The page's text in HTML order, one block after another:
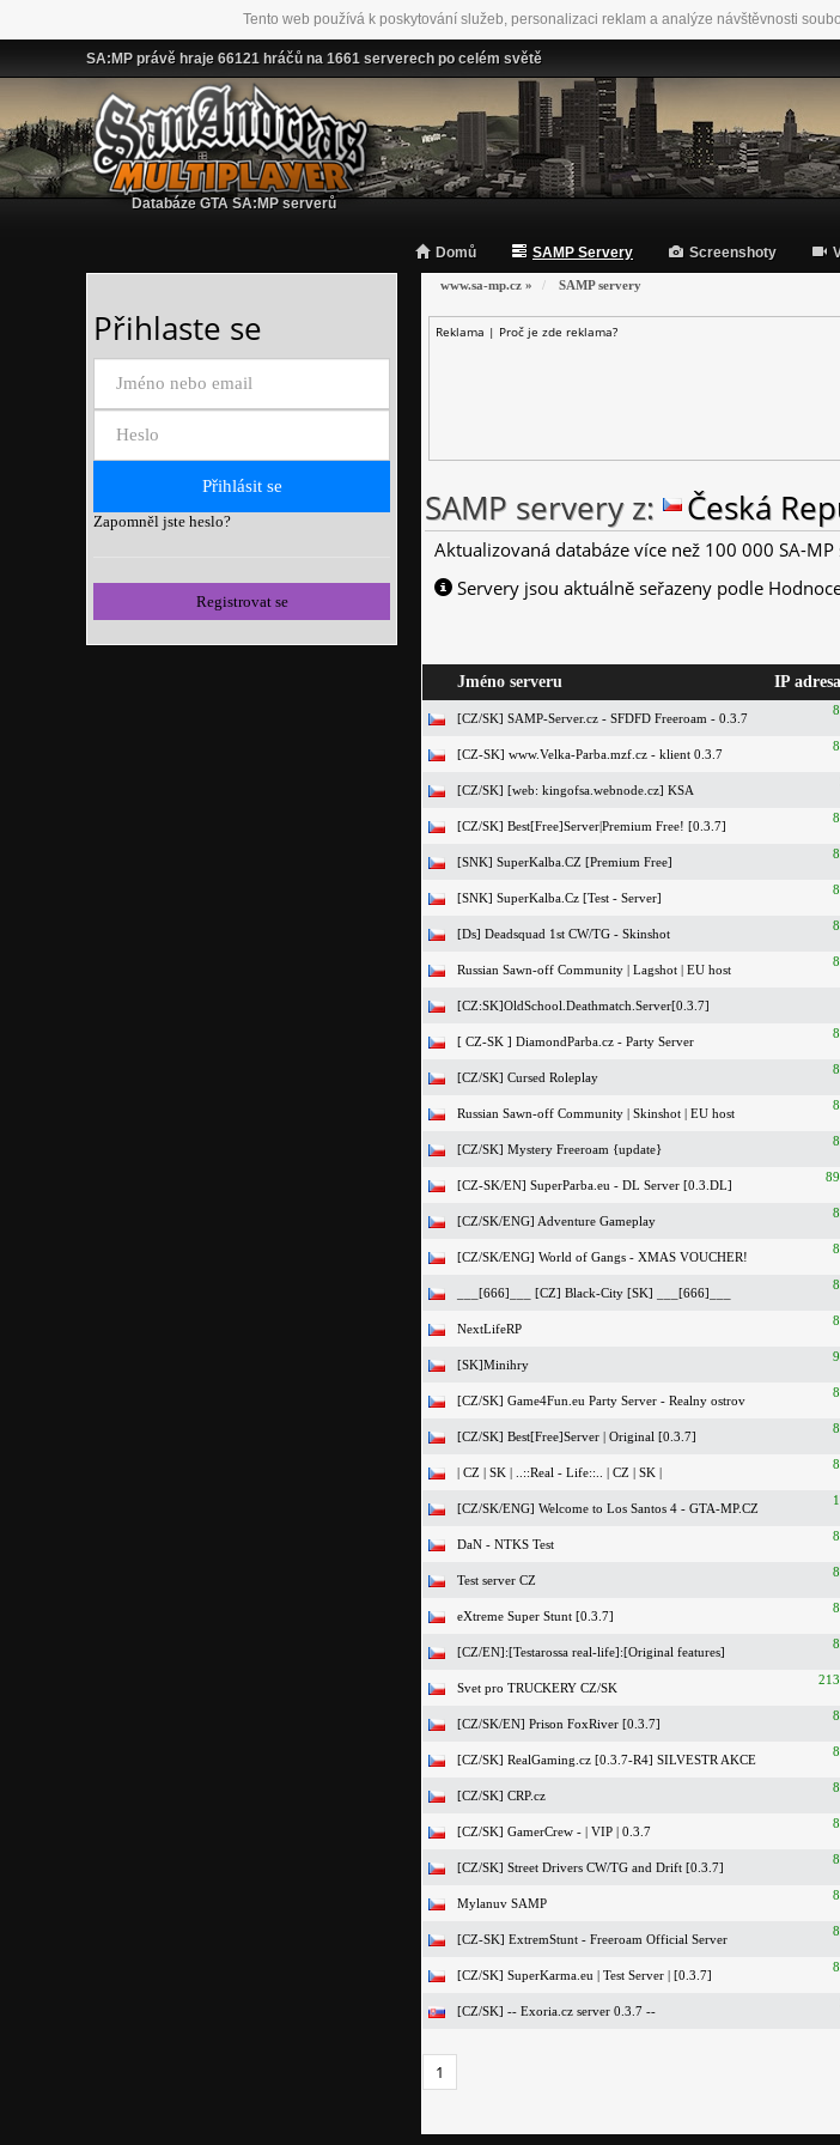
Tento web používá k poskytování služeb, personalizaci reklam a analýze návštěvnosti
SA:MP právě hraje 66121 hráčů na 1661 serverech po celém světě
Databáze GTA SA:MP serverů
Domů SAMP Servery Screenshoty
www.sa-mp.cz » SAMP servery
Reklama | Proč je zde reklama?
SAMP servery z: Česká
Aktualizovaná databáze více než 100 000 SA-
Servery jsou aktuálně seřazeny podle
Jméno serveru IP adresa
[CZ/SK] SAMP-Server.cz - SFDFD Freeroam - 0.3.7
[CZ-SK] www.Velka-Parba.mzf.cz - klient 0.3.7
[CZ/SK] [web: kingofsa.webnode.cz] KSA
[CZ/SK] Best[Free]Server|Premium Free! [0.3.7]
[SNK] SuperKalba.CZ [Premium Free]
[SNK] SuperKalba.Cz [Test - Server]
[Ds] Deadsquad 1st CW/TG - Skinshot
Russian Sawn-off Community | Lagshot | EU host
[CZ:SK]OldSchool.Deathmatch.Server[0.3.7]
[ CZ-SK ] DiamondParba.cz - Party Server
[CZ/SK] Cursed Roleplay
Russian Sawn-off Community | Skinshot | EU host
[CZ/SK] Mystery Freeroam {update}
[CZ-SK/EN] SuperParba.eu - DL Server [0.3.DL]
[CZ/SK/ENG] Adventure Gameplay
[CZ/SK/ENG] World of Gangs - XMAS VOUCHER!
___[666]___ [CZ] Black-City [SK] ___[666]___
NextLifeRP
[SK]Minihry
[CZ/SK] Game4Fun.eu Party Server - Realny ostrov
[CZ/SK] Best[Free]Server | Original [0.3.7]
| CZ | SK | ..::Real - Life::.. | CZ | SK |
[CZ/SK/ENG] Welcome to Los Santos 4 - GTA-MP.CZ
DaN - NTKS Test
Test server CZ
eXtreme Super Stunt [0.3.7]
[CZ/EN]:[Testarossa real-life]:[Original features]
Svet pro TRUCKERY CZ/SK
[CZ/SK/EN] Prison FoxRiver [0.3.7]
[CZ/SK] RealGaming.cz [0.3.7-R4] SILVESTR AKCE
[CZ/SK] CRP.cz
[CZ/SK] GamerCrew - | VIP | 0.3.7
[CZ/SK] Street Drivers CW/TG and Drift [0.3.7]
Mylanuv SAMP
[CZ-SK] ExtremStunt - Freeroam Official Server
[CZ/SK] SuperKarma.eu | Test Server | [0.3.7]
[CZ/SK] -- Exoria.cz server 0.3.7 --
1
Přihlaste se
Zapomněl jste heslo?
Registrovat se